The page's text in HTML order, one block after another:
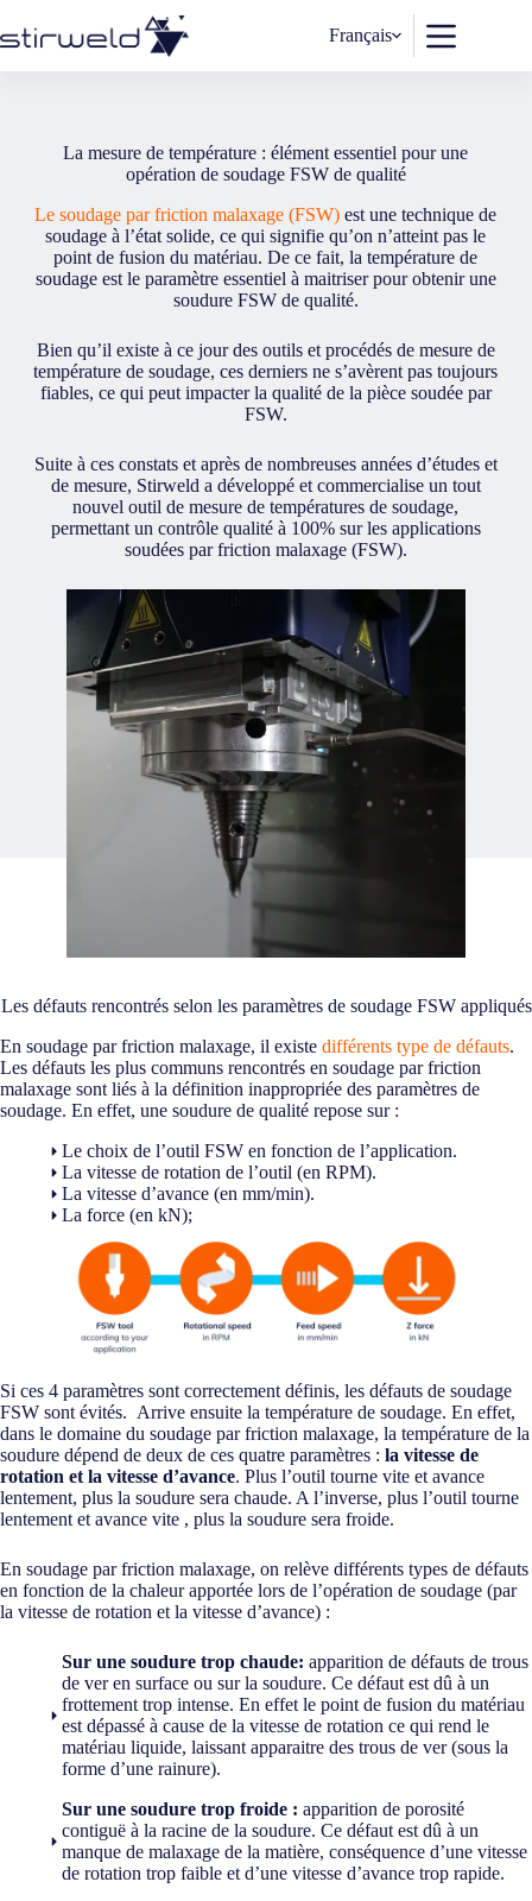
au
contenu
Français
La mesure de température : élément essentiel pour une
opération de soudage FSW de qualité
Le soudage par friction malaxage (FSW) est une technique de
soudage à l’état solide, ce qui signifie qu’on n’atteint pas le
point de fusion du matériau. De ce fait, la température de
soudage est le paramètre essentiel à maitriser pour obtenir une
soudure FSW de qualité.
Bien qu’il existe à ce jour des outils et procédés de mesure de
température de soudage, ces derniers ne s’avèrent pas toujours
fiables, ce qui peut impacter la qualité de la pièce soudée par
FSW.
Suite à ces constats et après de nombreuses années d’études et
de mesure, Stirweld a développé et commercialise un tout
nouvel outil de mesure de températures de soudage,
permettant un contrôle qualité à 100% sur les applications
soudées par friction malaxage (FSW).
Les défauts rencontrés selon les paramètres de soudage FSW appliqués
En soudage par friction malaxage, il existe différents type de défauts.
Les défauts les plus communs rencontrés en soudage par friction
malaxage sont liés à la définition inappropriée des paramètres de
soudage. En effet, une soudure de qualité repose sur :
Le choix de l’outil FSW en fonction de l’application.
La vitesse de rotation de l’outil (en RPM).
La vitesse d’avance (en mm/min).
La force (en kN);
Si ces 4 paramètres sont correctement définis, les défauts de soudage
FSW sont évités. Arrive ensuite la température de soudage. En effet,
dans le domaine du soudage par friction malaxage, la température de la
soudure dépend de deux de ces quatre paramètres : la vitesse de
rotation et la vitesse d’avance. Plus l’outil tourne vite et avance
lentement, plus la soudure sera chaude. A l’inverse, plus l’outil tourne
lentement et avance vite , plus la soudure sera froide.
En soudage par friction malaxage, on relève différents types de défauts
en fonction de la chaleur apportée lors de l’opération de soudage (par
la vitesse de rotation et la vitesse d’avance) :
Sur une soudure trop chaude: apparition de défauts de trous
de ver en surface ou sur la soudure. Ce défaut est dû à un
frottement trop intense. En effet le point de fusion du matériau
est dépassé à cause de la vitesse de rotation ce qui rend le
matériau liquide, laissant apparaitre des trous de ver (sous la
forme d’une rainure).
Sur une soudure trop froide : apparition de porosité
contiguë à la racine de la soudure. Ce défaut est dû à un
manque de malaxage de la matière, conséquence d’une vitesse
de rotation trop faible et d’une vitesse d’avance trop rapide.